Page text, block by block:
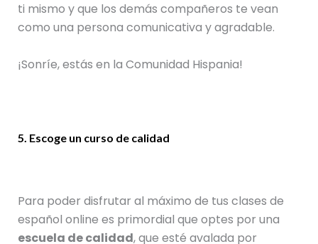
ti mismo y que los demás compañeros te vean
como una persona comunicativa y agradable.
¡Sonríe, estás en la Comunidad Hispania!
5. Escoge un curso de calidad
Para poder disfrutar al máximo de tus clases de
español online es primordial que optes por una
escuela de calidad, que esté avalada por